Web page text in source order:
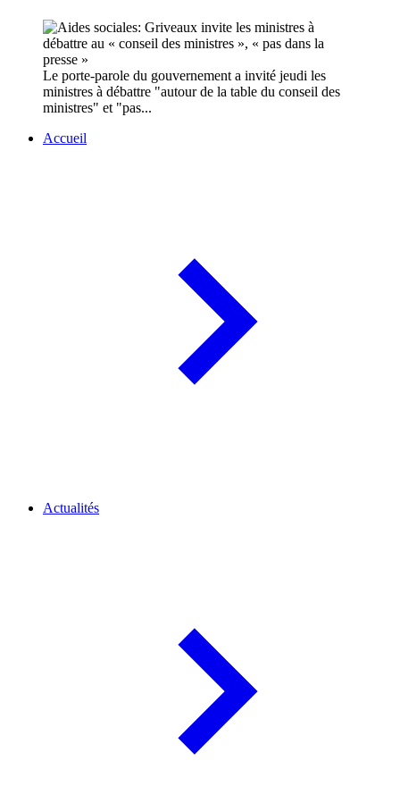
Le porte-parole du gouvernement a invité jeudi les
ministres à débattre "autour de la table du conseil des
ministres" et "pas...
Accueil
Actualités